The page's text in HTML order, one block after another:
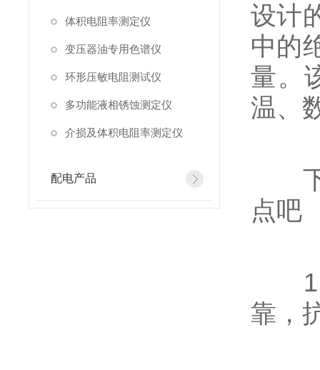
体积电阻率测定仪
变压器油专用色谱仪
环形压敏电阻测试仪
多功能液相锈蚀测定仪
介损及体积电阻率测定仪
配电产品
设计
中的
量。
温、
下
点吧
1、
靠，